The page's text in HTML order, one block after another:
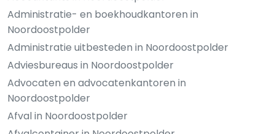
Administratie- en boekhoudkantoren in
Noordoostpolder
Administratie uitbesteden in Noordoostpolder
Adviesbureaus in Noordoostpolder
Advocaten en advocatenkantoren in
Noordoostpolder
Afval in Noordoostpolder